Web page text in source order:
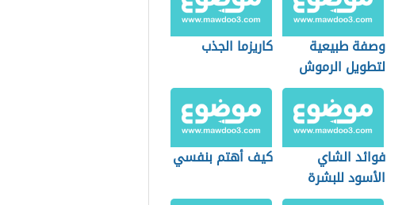
وصفة طبيعية
لتطويل الرموش
كاريزما الجذب
فوائد الشاي
الأسود للبشرة
كيف أهتم بنفسي